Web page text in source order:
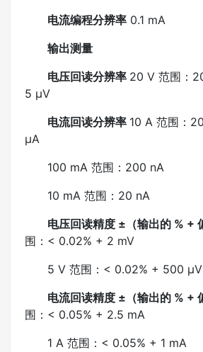
电流编程分辨率 0.1 mA
输出测量
电压回读分辨率 20 V 范围：
5 µV
电流回读分辨率 10 A 范围：
µA
100 mA 范围：200 nA
10 mA 范围：20 nA
电压回读精度 ±（输出的 % +
围：< 0.02% + 2 mV
5 V 范围：< 0.02% + 500 µV
电流回读精度 ±（输出的 % +
围：< 0.05% + 2.5 mA
1 A 范围：< 0.05% + 1 mA